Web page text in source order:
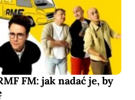
FM: jak nadać je, by